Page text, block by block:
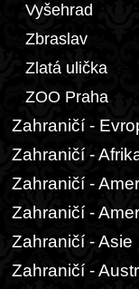
Vyšehrad
Zbraslav
Zlatá ulička
ZOO Praha
Zahraničí -
Zahraničí -
Zahraničí -
Zahraničí -
Zahraničí - Asie
Zahraničí -